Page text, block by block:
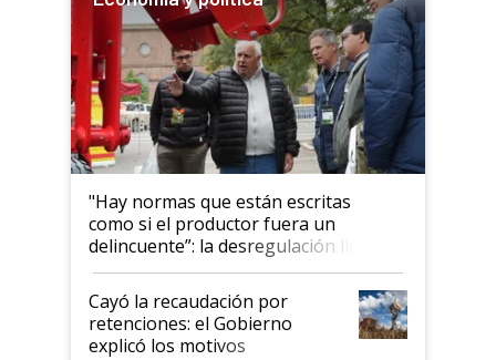
"Hay normas que están escritas
como si el productor fuera un
delincuente”: la desregulación llegó
al Congreso Aapresid y hasta se
habló del financiamiento al IPCVA
Cayó la recaudación por
retenciones: el Gobierno
explicó los motivos